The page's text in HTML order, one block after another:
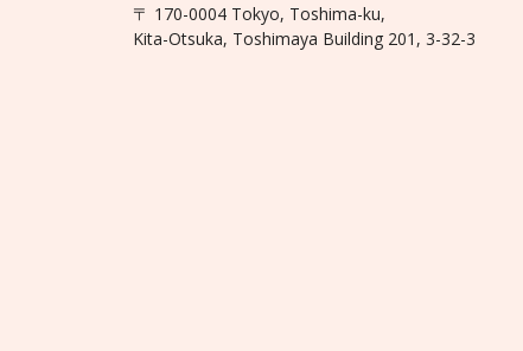
〒 170-0004 Tokyo, Toshima-ku,
Kita-Otsuka, Toshimaya Building 201, 3-32-3